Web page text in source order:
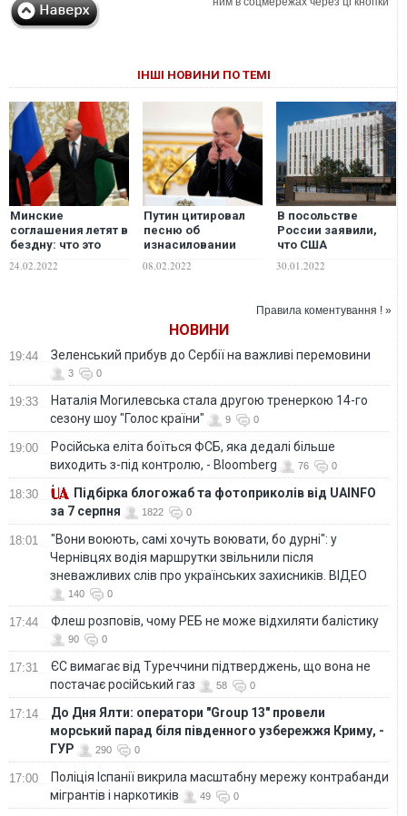
ІНШІ НОВИНИ ПО ТЕМІ
Минские
соглашения летят в
бездну: что это
Украины — BBC
24.02.2022
Путин цитировал
песню об
изнасиловании
комментируя
Песков объяснил
08.02.2022
В посольстве
России заявили,
что США
Украину на
30.01.2022
Правила коментування ! »
НОВИНИ
19:44 Зеленський прибув до Сербії на важливі перемовини
3 0
19:33
Наталія Могилевська стала другою тренеркою 14-го
сезону шоу "Голос країни"
9 0
19:00
Російська еліта боїться ФСБ, яка дедалі більше
виходить з-під контролю, - Bloomberg
76 0
18:30
Підбірка блогожаб та фотоприколів від UAINFO
за 7 серпня
1822 0
18:01
"Вони воюють, самі хочуть воювати, бо дурні": у
Чернівцях водія маршрутки звільнили після
зневажливих слів про українських захисників. ВІДЕО
140 0
17:44 Флеш розповів, чому РЕБ не може відхиляти балістику
90 0
17:31
ЄС вимагає від Туреччини підтверджень, що вона не
постачає російський газ
58 0
17:14
До Дня Ялти: оператори "Group 13" провели
морський парад біля південного узбережжя Криму, -
ГУР
290 0
17:00
Поліція Іспанії викрила масштабну мережу контрабанди
мігрантів і наркотиків
49 0